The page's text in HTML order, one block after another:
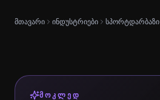
მთავარი ინდუსტრიები სპორტდარბაზი
ᲛᲝᲙᲚᲔᲓ